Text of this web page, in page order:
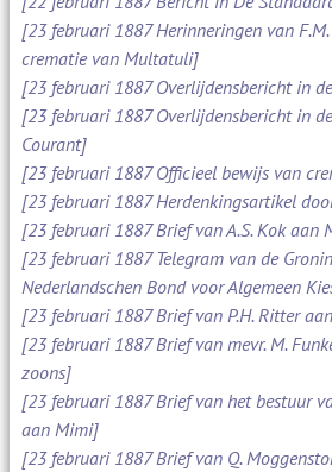
[23 februari 1887 Herinneringen van
crematie van Multatuli]
[23 februari 1887 Overlijdensbericht in
[23 februari 1887 Overlijdensbericht in
Courant]
[23 februari 1887 Officieel bewijs van
[23 februari 1887 Herdenkingsartikel
[23 februari 1887 Brief van A.S. Kok aan
[23 februari 1887 Telegram van de
Nederlandschen Bond voor Algemeen
[23 februari 1887 Brief van P.H. Ritter
[23 februari 1887 Brief van mevr. M.
zoons]
[23 februari 1887 Brief van het bestuur
aan Mimi]
[23 februari 1887 Brief van Q.